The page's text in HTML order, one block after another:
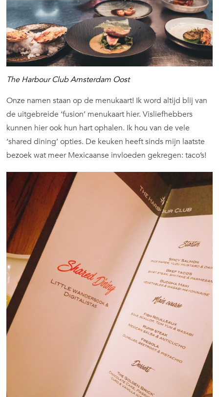
The Harbour Club Amsterdam Oost
Onze namen staan op de menukaart! Ik word altijd blij van
de uitgebreide ‘fusion’ menukaart hier. Visliefhebbers
kunnen hier ook hun hart ophalen. Ik hou van de vele
‘shared dining’ opties. De keuken heeft sinds mijn laatste
bezoek wat meer Mexicaanse invloeden gekregen: taco’s!